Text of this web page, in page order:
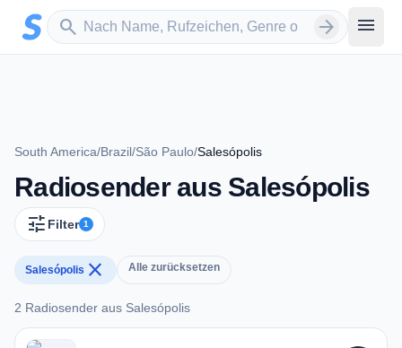
Zum Hauptinhalt springen
search
Sender suchen arrow_forward menu
South America/Brazil/São Paulo/Salesópolis
Radiosender aus Salesópolis
tune Filter 1
Salesópolis close Alle zurücksetzen
2 Radiosender aus Salesópolis
2 Radiosender aus Salesópolis